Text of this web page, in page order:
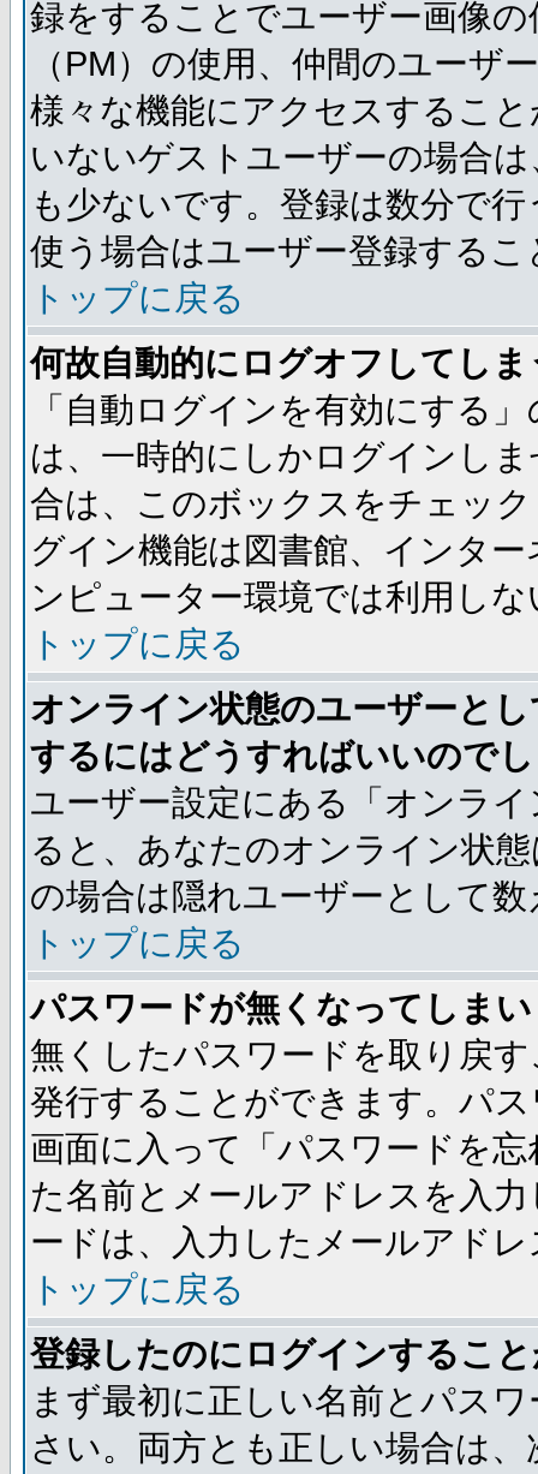
録をすることでユーザー画像
（PM）の使用、仲間のユーザ
様々な機能にアクセスするこ
いないゲストユーザーの場合
も少ないです。登録は数分で
使う場合はユーザー登録する
トップに戻る
何故自動的にログオフしてし
「自動ログインを有効にする
は、一時的にしかログインし
合は、このボックスをチェッ
グイン機能は図書館、インタ
ンピューター環境では利用し
トップに戻る
オンライン状態のユーザーと
するにはどうすればいいので
ユーザー設定にある「オンラ
ると、あなたのオンライン状
の場合は隠れユーザーとして
トップに戻る
パスワードが無くなってしま
無くしたパスワードを取り戻
発行することができます。パ
画面に入って「パスワードを
た名前とメールアドレスを入
ードは、入力したメールアド
トップに戻る
登録したのにログインするこ
まず最初に正しい名前とパス
さい。両方とも正しい場合は